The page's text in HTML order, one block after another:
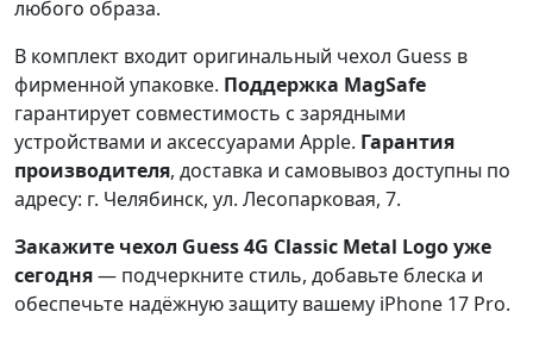
любого образа.
В комплект входит оригинальный чехол Guess в
фирменной упаковке. Поддержка MagSafe
гарантирует совместимость с зарядными
устройствами и аксессуарами Apple. Гарантия
производителя, доставка и самовывоз доступны по
адресу: г. Челябинск, ул. Лесопарковая, 7.
Закажите чехол Guess 4G Classic Metal Logo уже
сегодня— подчеркните стиль, добавьте блеска и
обеспечьте надёжную защиту вашему iPhone 17 Pro.